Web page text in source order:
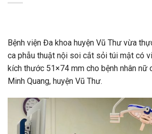
Bệnh viện Đa khoa huyện Vũ Thư vừa
ca phẫu thuật nội soi cắt sỏi túi mật có
kích thước 51×74 mm cho bệnh nhân nữ
Minh Quang, huyện Vũ Thư.